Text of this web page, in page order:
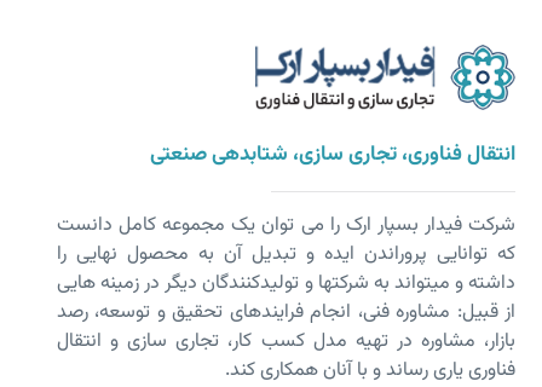
انتقال فناوری، تجاری سازی، شتابدهی صنعتی
شرکت فیدار بسپار ارک را می توان یک مجموعه کامل دانست
که توانایی پروراندن ایده و تبدیل آن به محصول نهایی را
داشته و می­تواند به شرکت­ها و تولیدکنندگان دیگر در زمینه هایی
از قبیل: مشاوره فنی، انجام فرایندهای تحقیق و توسعه، رصد
بازار، مشاوره در تهیه مدل کسب کار، تجاری سازی و انتقال
فناوری یاری رساند و با آنان همکاری کند.